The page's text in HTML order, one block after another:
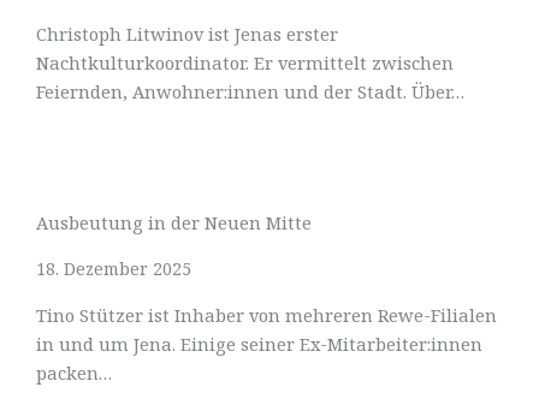
Christoph Litwinov ist Jenas erster
Nachtkulturkoordinator. Er vermittelt zwischen
Feiernden, Anwohner:innen und der Stadt. Über…
Ausbeutung in der Neuen Mitte
18. Dezember 2025
Tino Stützer ist Inhaber von mehreren Rewe-Filialen
in und um Jena. Einige seiner Ex-Mitarbeiter:innen
packen…